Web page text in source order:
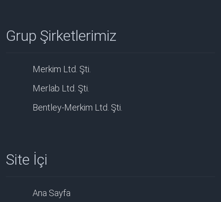
Grup Şirketlerimiz
Merkim Ltd. Şti.
Merlab Ltd. Şti.
Bentley-Merkim Ltd. Şti.
Site İçi
Ana Sayfa